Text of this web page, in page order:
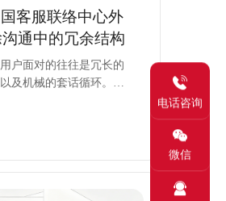
国客服联络中心外
通中的冗余结构
户面对的往往是冗长的
及机械的套话循环。这
外包服务的过程中，引
塑高效、纯粹的沟通体
电话咨询
微信